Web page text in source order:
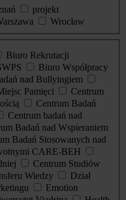
projekt
Wrocław
Biuro Rekrutacji
Biuro Współpracy
nad Bullyingiem
Pamięci
Centrum
Centrum Badań
Centrum badań nad
Badań nad Wspieraniem
Badań Stosowanych nad
CARE-BEH
Centrum Studiów
Wiedzy
Dział
Emotion